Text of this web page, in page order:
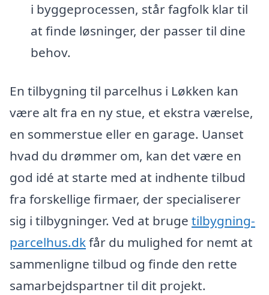
i byggeprocessen, står fagfolk klar til
at finde løsninger, der passer til dine
behov.
En tilbygning til parcelhus i Løkken kan
være alt fra en ny stue, et ekstra værelse,
en sommerstue eller en garage. Uanset
hvad du drømmer om, kan det være en
god idé at starte med at indhente tilbud
fra forskellige firmaer, der specialiserer
sig i tilbygninger. Ved at bruge tilbygning-
parcelhus.dkfår du mulighed for nemt at
sammenligne tilbud og finde den rette
samarbejdspartner til dit projekt.